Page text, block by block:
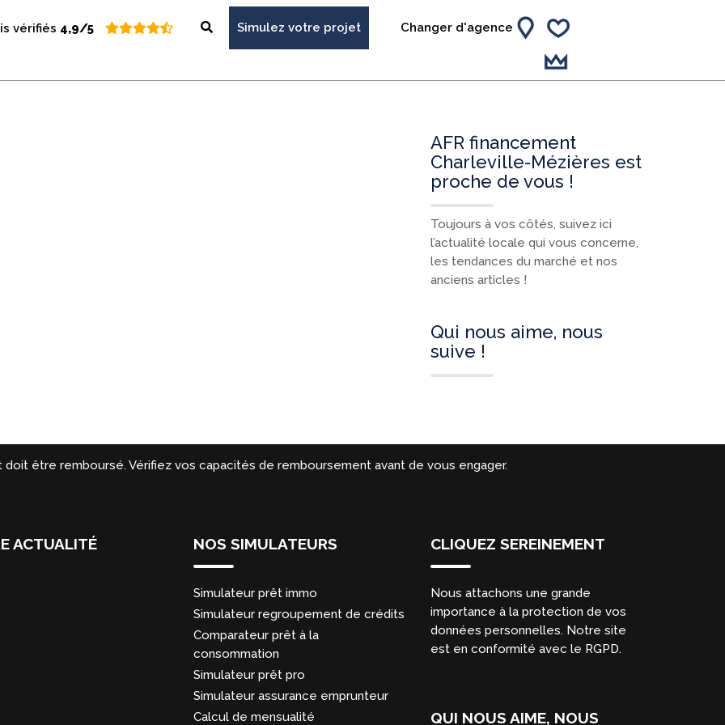
vérifiés 4,9/5 Simulez votre projet Changer d'agence
AFR financement
Charleville-Mézières est
proche de vous !
Toujours à vos côtés, suivez ici
l’actualité locale qui vous concerne,
les tendances du marché et nos
anciens articles !
Qui nous aime, nous
suive !
être remboursé. Vérifiez vos capacités de remboursement avant de vous engager.
ACTUALITÉ NOS SIMULATEURS
Simulateur prêt immo
Simulateur regroupement de crédits
Comparateur prêt à la
consommation
Simulateur prêt pro
Simulateur assurance emprunteur
Calcul de mensualité
CLIQUEZ SEREINEMENT
Nous attachons une grande
importance à la protection de vos
données personnelles. Notre site
est en conformité avec le RGPD.
QUI NOUS AIME, NOUS